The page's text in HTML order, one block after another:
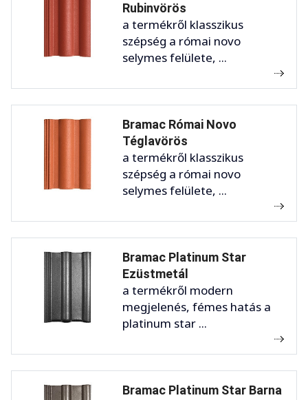
Rubinvörös
a termékről klasszikus
szépség a római novo
selymes felülete, ...
Bramac Római Novo
Téglavörös
a termékről klasszikus
szépség a római novo
selymes felülete, ...
Bramac Platinum Star
Ezüstmetál
a termékről modern
megjelenés, fémes hatás a
platinum star ...
Bramac Platinum Star Barna